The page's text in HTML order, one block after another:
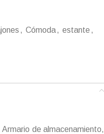
, Cómoda, estante ,
de almacenamiento,